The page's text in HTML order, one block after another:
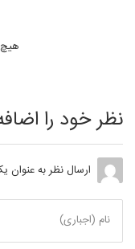
هیچ
نظر خود را
ارسال نظر به عنوان
نام (اجباری)